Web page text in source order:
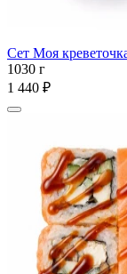
Сет Моя
1030 г
1 440 ₽